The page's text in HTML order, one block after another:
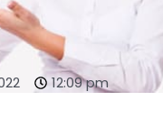
12:09 pm